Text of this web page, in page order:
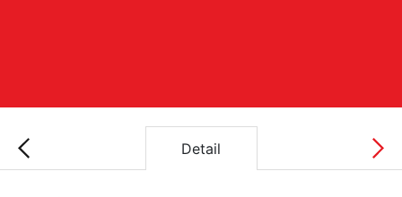
Detail